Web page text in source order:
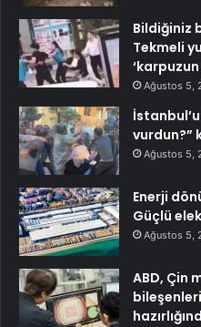
Bildiğiniz
Tekmeli
Ağustos 5,
vurdun?”
Ağustos 5,
Enerji
Güçlü
Ağustos 5,
ABD, Çin